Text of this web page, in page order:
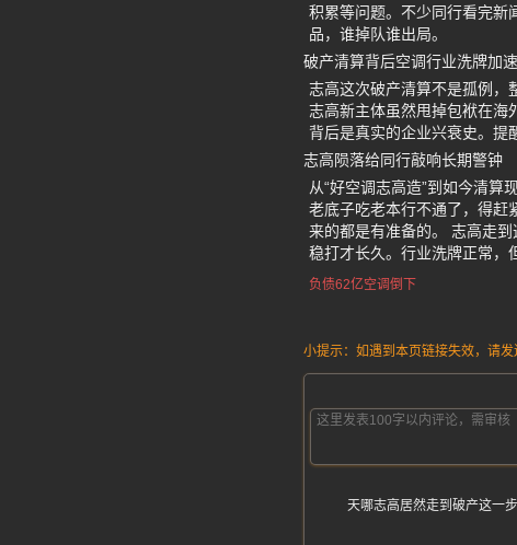
积累等问题。不少同行看完新
品，谁掉队谁出局。
破产清算背后空调行业洗牌加速
志高这次破产清算不是孤例，
志高新主体虽然甩掉包袱在海
背后是真实的企业兴衰史。提
志高陨落给同行敲响长期警钟
从“好空调志高造”到如今清
老底子吃老本行不通了，得赶
来的都是有准备的。 志高走
稳打才长久。行业洗牌正常，
负债62亿空调倒下
小提示：如遇到本页链接失效，请
天哪志高居然走到破产这一